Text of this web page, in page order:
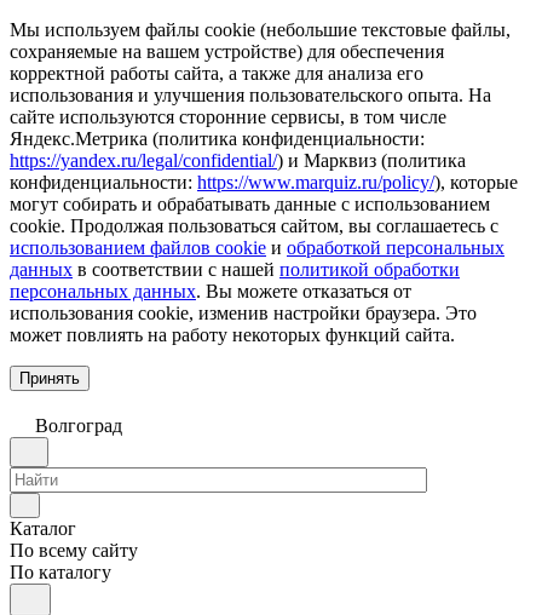
Мы используем файлы cookie (небольшие текстовые файлы,
сохраняемые на вашем устройстве) для обеспечения
корректной работы сайта, а также для анализа его
использования и улучшения пользовательского опыта. На
сайте используются сторонние сервисы, в том числе
Яндекс.Метрика (политика конфиденциальности:
https://yandex.ru/legal/confidential/) и Марквиз (политика
конфиденциальности: https://www.marquiz.ru/policy/), которые
могут собирать и обрабатывать данные с использованием
cookie. Продолжая пользоваться сайтом, вы соглашаетесь с
использованием файлов cookie и обработкой персональных
данных в соответствии с нашей политикой обработки
персональных данных. Вы можете отказаться от
использования cookie, изменив настройки браузера. Это
может повлиять на работу некоторых функций сайта.
Принять
Волгоград
Каталог
По всему сайту
По каталогу